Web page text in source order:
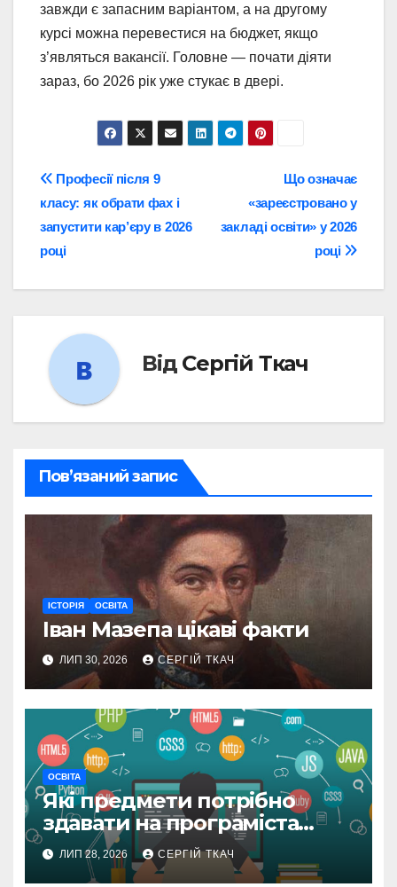
завжди є запасним варіантом, а на другому
курсі можна перевестися на бюджет, якщо
з’являться вакансії. Головне — почати діяти
зараз, бо 2026 рік уже стукає в двері.
Навігація
записів
Що означає
«зареєстровано у
закладі освіти» у 2026
році
Професії після 9
класу: як обрати фах і
запустити кар’єру в 2026
році
Від Сергій Ткач
Пов’язаний запис
ІСТОРІЯ ОСВІТА
Іван Мазепа цікаві факти
ЛИП 30, 2026 СЕРГІЙ ТКАЧ
ОСВІТА
Які предмети потрібно
здавати на програміста
після 9 класу
ЛИП 28, 2026 СЕРГІЙ ТКАЧ